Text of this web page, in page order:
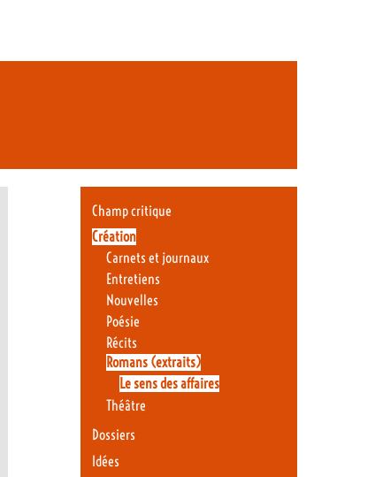
Champ critique
Création
Carnets et journaux
Entretiens
Nouvelles
Poésie
Récits
Romans (extraits)
Le sens des affaires
Théâtre
Dossiers
Idées